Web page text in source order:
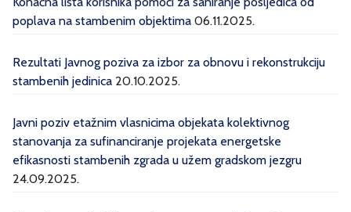
poplava na stambenim objektima 06.11.2025.
Rezultati Javnog poziva za izbor za obnovu i rekonstrukciju
stambenih jedinica 20.10.2025.
Javni poziv etažnim vlasnicima objekata kolektivnog
stanovanja za sufinanciranje projekata energetske
efikasnosti stambenih zgrada u užem gradskom jezgru
24.09.2025.